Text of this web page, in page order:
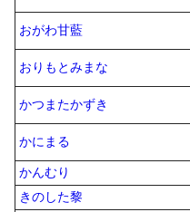
おがわ甘藍
おりもとみまな
かつまたかずき
かにまる
かんむり
きのした黎